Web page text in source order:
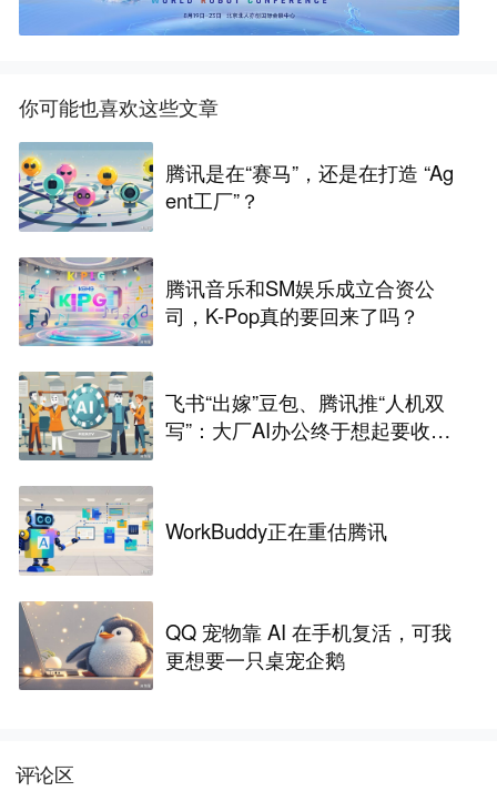
你可能也喜欢这些文章
腾讯是在“赛马”，还是在打造 “Ag
ent工厂”？
腾讯音乐和SM娱乐成立合资公
司，K-Pop真的要回来了吗？
飞书“出嫁”豆包、腾讯推“人机双
写”：大厂AI办公终于想起要收费
WorkBuddy正在重估腾讯
QQ 宠物靠 AI 在手机复活，可我
更想要一只桌宠企鹅
评论区